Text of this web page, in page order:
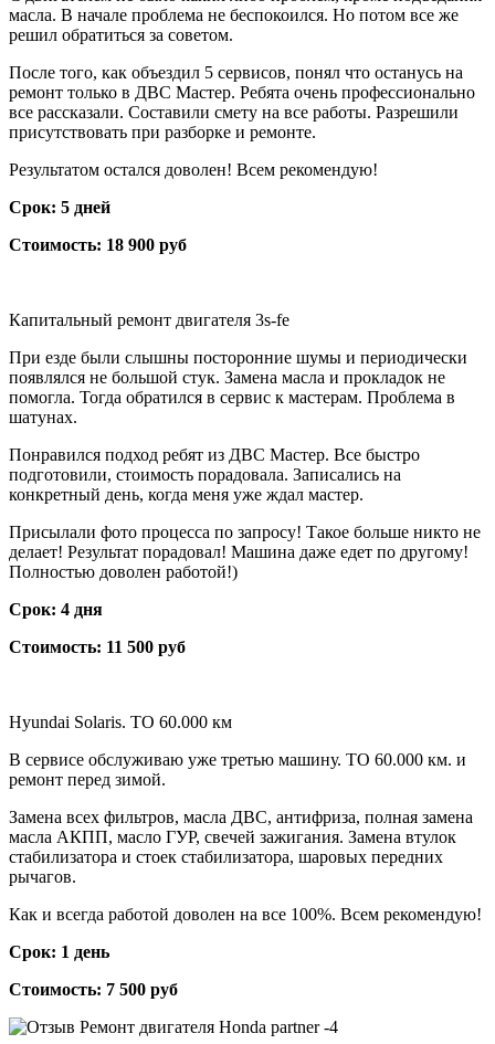
масла. В начале проблема не беспокоился. Но потом все же
решил обратиться за советом.
После того, как объездил 5 сервисов, понял что останусь на
ремонт только в ДВС Мастер. Ребята очень профессионально
все рассказали. Составили смету на все работы. Разрешили
присутствовать при разборке и ремонте.
Результатом остался доволен! Всем рекомендую!
Срок: 5 дней
Стоимость: 18 900 руб
Капитальный ремонт двигателя 3s-fe
При езде были слышны посторонние шумы и периодически
появлялся не большой стук. Замена масла и прокладок не
помогла. Тогда обратился в сервис к мастерам. Проблема в
шатунах.
Понравился подход ребят из ДВС Мастер. Все быстро
подготовили, стоимость порадовала. Записались на
конкретный день, когда меня уже ждал мастер.
Присылали фото процесса по запросу! Такое больше никто не
делает! Результат порадовал! Машина даже едет по другому!
Полностью доволен работой!)
Срок: 4 дня
Стоимость: 11 500 руб
Hyundai Solaris. ТО 60.000 км
В сервисе обслуживаю уже третью машину. ТО 60.000 км. и
ремонт перед зимой.
Замена всех фильтров, масла ДВС, антифриза, полная замена
масла АКПП, масло ГУР, свечей зажигания. Замена втулок
стабилизатора и стоек стабилизатора, шаровых передних
рычагов.
Как и всегда работой доволен на все 100%. Всем рекомендую!
Срок: 1 день
Стоимость: 7 500 руб